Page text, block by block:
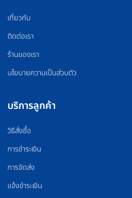
เกี่ยวกับ
ติดต่อเรา
ร้านของเรา
นโยบายความเป็นส่วนตัว
บริการลูกค้า
วิธีสั่งซื้อ
การชำระเงิน
การจัดส่ง
แจ้งชำระเงิน